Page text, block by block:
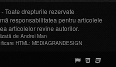
- Toate drepturile rezervate
responsabilitatea pentru articolele
articolelor revine autorilor.
de Andrei Man
HTML: MEDIAGRANDESIGN